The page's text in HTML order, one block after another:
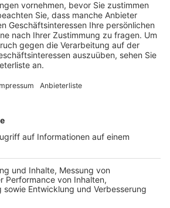
sowie Radfahrer nicht mehr
Licht haben. Diese Änderung soll
Kreuzung deutlich erhöhen.
über die optimale
die Verantwortlichen auf die jetzige
alles nach Plan verläuft, soll
von Rhein und Erft